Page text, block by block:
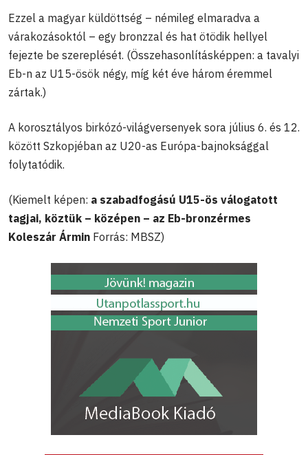
Ezzel a magyar küldöttség – némileg elmaradva a
várakozásoktól – egy bronzzal és hat ötödik hellyel
fejezte be szereplését. (Összehasonlításképpen: a tavalyi
Eb-n az U15-ösök négy, míg két éve három éremmel
zártak.)
A korosztályos birkózó-világversenyek sora július 6. és 12.
között Szkopjéban az U20-as Európa-bajnoksággal
folytatódik.
(Kiemelt képen: a szabadfogású U15-ös válogatott
tagjai, köztük – középen – az Eb-bronzérmes
Koleszár Ármin Forrás: MBSZ)